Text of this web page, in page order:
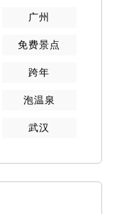
广州
免费景点
跨年
泡温泉
武汉